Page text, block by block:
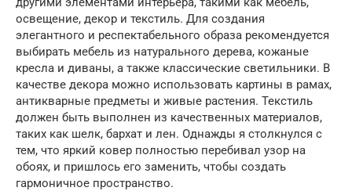
освещение, декор и текстиль. Для создания
элегантного и респектабельного образа рекомендуется
выбирать мебель из натурального дерева, кожаные
кресла и диваны, а также классические светильники. В
качестве декора можно использовать картины в рамах,
антикварные предметы и живые растения. Текстиль
должен быть выполнен из качественных материалов,
таких как шелк, бархат и лен. Однажды я столкнулся с
тем, что яркий ковер полностью перебивал узор на
обоях, и пришлось его заменить, чтобы создать
гармоничное пространство.